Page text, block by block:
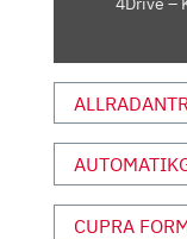
DEUTSCH,
REVIEW,
VON
ANZEIGEN
CUPRA